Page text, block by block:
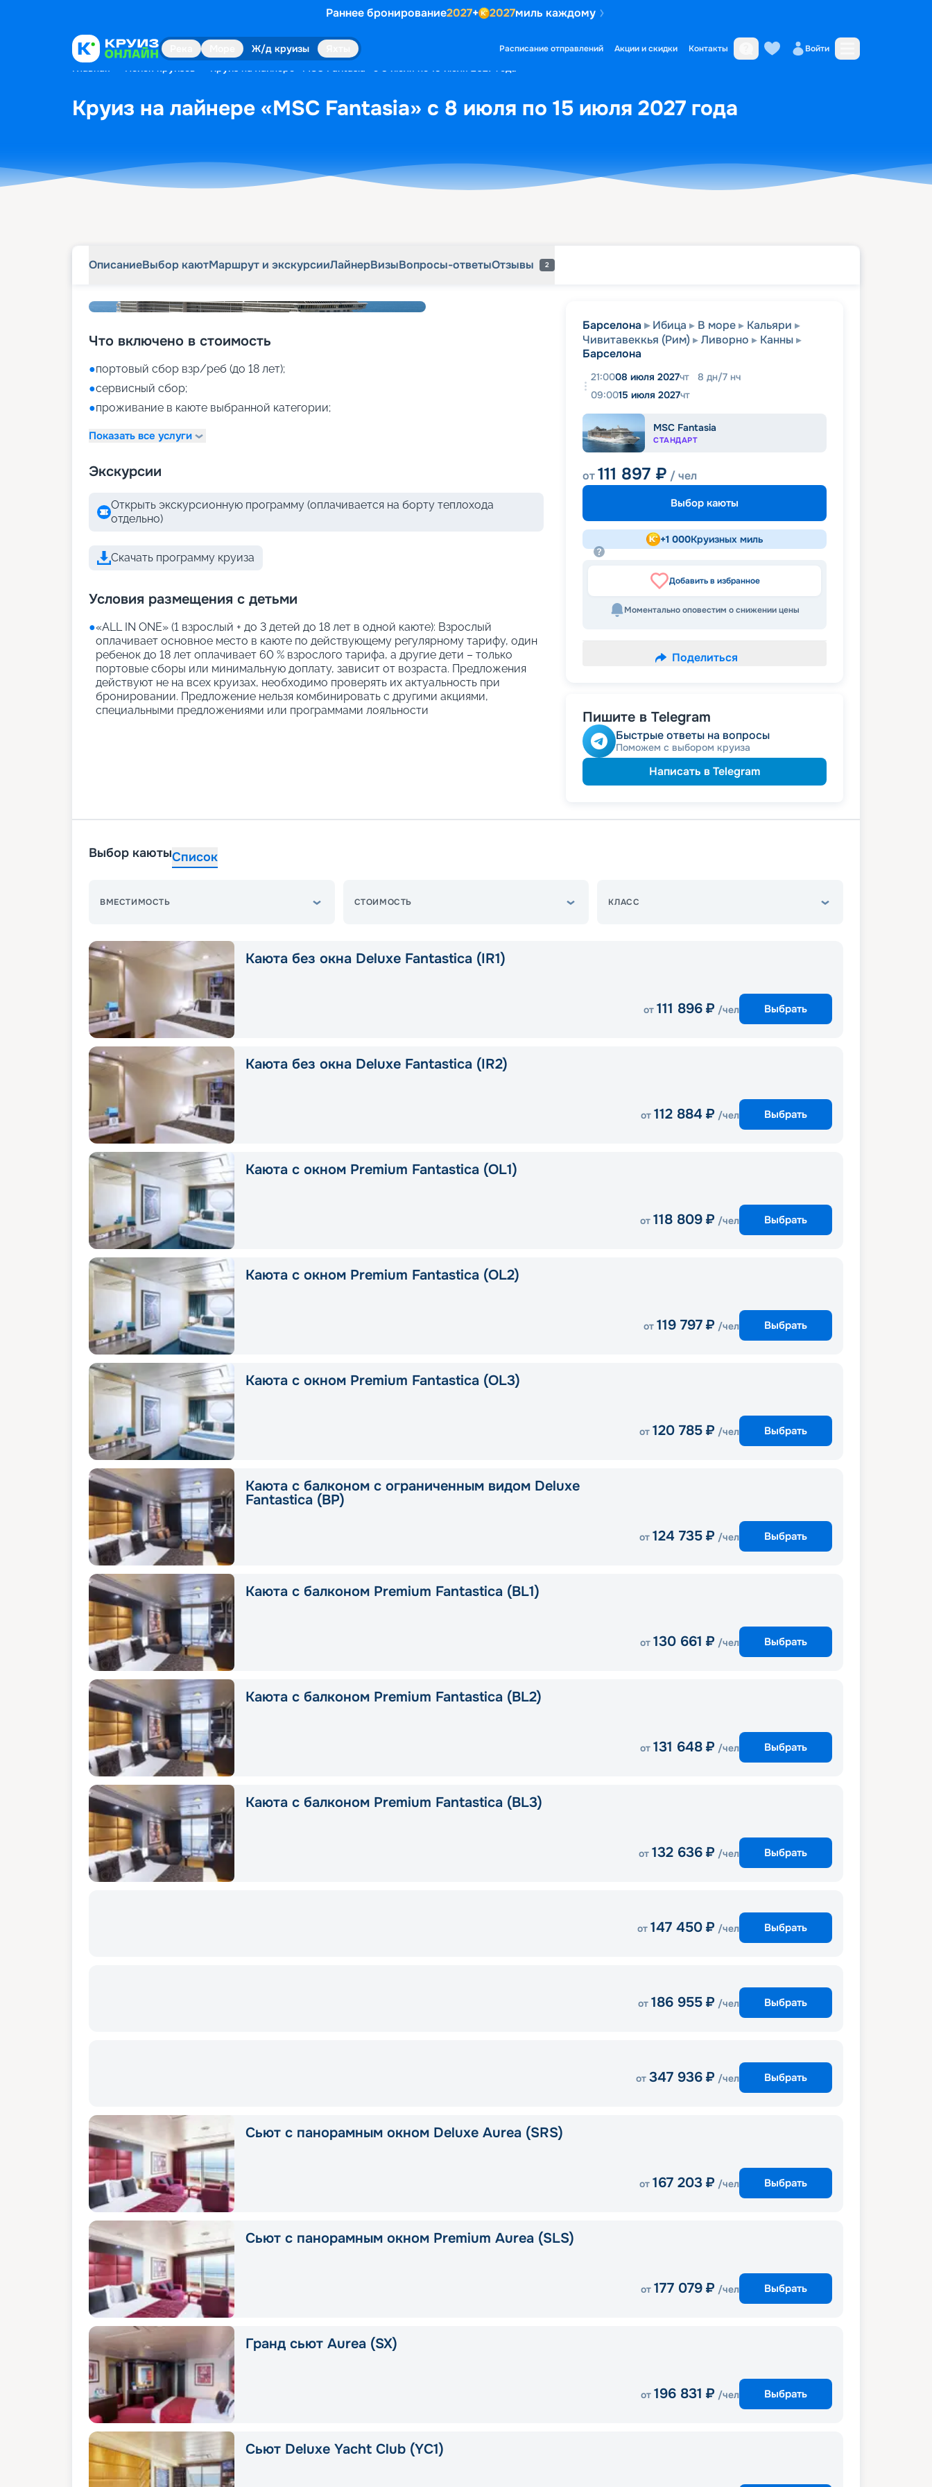
Раннее бронирование2027+ 2027миль каждому
Ж/д круизы Расписание отправлений Акции и скидки Контакты Войти
Главная Поиск круизов Круиз на лайнере «MSC Fantasia» с 8 июля по 15 июля 2027 года
Круиз на лайнере «MSC Fantasia» с 8 июля по 15 июля 2027 года
ОписаниеВыбор каютМаршрут и экскурсииЛайнерВизыВопросы-ответыОтзывы 2
Что включено в стоимость
●портовый сбор взр/реб (до 18 лет);
●сервисный сбор;
●проживание в каюте выбранной категории;
Показать все услуги
Экскурсии
Открыть экскурсионную программу (оплачивается на борту теплохода
отдельно)
Скачать программу круиза
Условия размещения с детьми
●«АLL IN ONE» (1 взрослый + до 3 детей до 18 лет в одной каюте): Взрослый
оплачивает основное место в каюте по действующему регулярному тарифу, один
ребенок до 18 лет оплачивает 60 % взрослого тарифа, а другие дети – только
портовые сборы или минимальную доплату, зависит от возраста. Предложения
действуют не на всех круизах, необходимо проверять их актуальность при
бронировании. Предложение нельзя комбинировать с другими акциями,
специальными предложениями или программами лояльности
Барселона Ибица В море
Кальяри
Чивитавеккья (Рим)
Ливорно
Канны
Барселона
21:0008 июля 2027чт 8 дн/7 нч
09:0015 июля 2027чт
MSC Fantasia
СТАНДАРТ
от111 897 ₽ / чел
Выбор каюты
+1 000Круизных миль
Добавить в избранное
Моментально оповестим о снижении цены
Поделиться
Пишите в Telegram
Быстрые ответы на вопросы
Поможем с выбором круиза
Написать в Telegram
Выбор каютыСписок
ВМЕСТИМОСТЬ СТОИМОСТЬ КЛАСС
Каюта без окна Deluxe Fantastica (IR1)
от 111 896 ₽ /чел Выбрать
Каюта без окна Deluxe Fantastica (IR2)
от 112 884 ₽ /чел Выбрать
Каюта с окном Premium Fantastica (OL1)
от 118 809 ₽ /чел Выбрать
Каюта с окном Premium Fantastica (OL2)
от 119 797 ₽ /чел Выбрать
Каюта с окном Premium Fantastica (OL3)
от 120 785 ₽ /чел Выбрать
Каюта с балконом с ограниченным видом Deluxe
Fantastica (BP)
от 124 735 ₽ /чел Выбрать
Каюта с балконом Premium Fantastica (BL1)
от 130 661 ₽ /чел Выбрать
Каюта с балконом Premium Fantastica (BL2)
от 131 648 ₽ /чел Выбрать
Каюта с балконом Premium Fantastica (BL3)
от 132 636 ₽ /чел Выбрать
от 147 450 ₽ /чел Выбрать
от 186 955 ₽ /чел Выбрать
от 347 936 ₽ /чел Выбрать
Сьют с панорамным окном Deluxe Aurea (SRS)
от 167 203 ₽ /чел Выбрать
Сьют с панорамным окном Premium Aurea (SLS)
от 177 079 ₽ /чел Выбрать
Гранд сьют Aurea (SX)
от 196 831 ₽ /чел Выбрать
Сьют Deluxe Yacht Club (YC1)